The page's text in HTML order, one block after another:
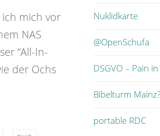
mich vor
NAS
“All-In-
der Ochs
Nuklidkarte
@OpenSchufa
DSGVO – Pain
Bibelturm Mainz?
portable RDC